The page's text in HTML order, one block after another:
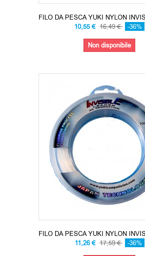
FILO DA PESCA YUKI NYLON
10,55 € 16,49 € -36%
Non disponibile
FILO DA PESCA YUKI NYLON
11,26 € 17,59 € -36%